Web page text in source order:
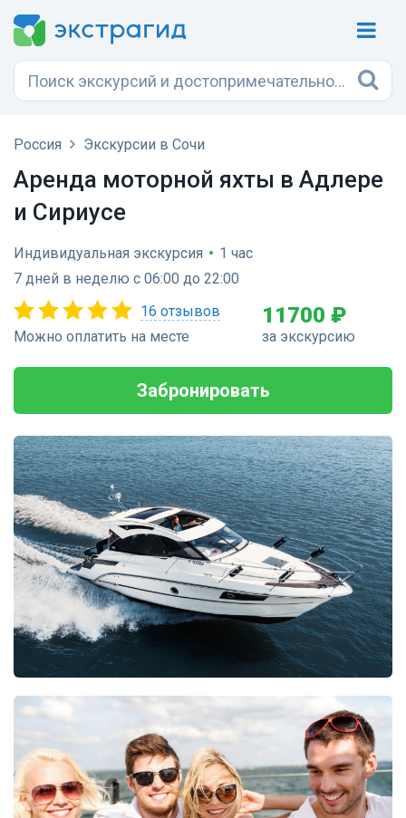
Россия Экскурсии в Сочи
Аренда моторной яхты в Адлере
и Сириусе
Индивидуальная экскурсия • 1 час
7 дней в неделю с 06:00 до 22:00
16 отзывов
Можно оплатить на месте
11700 ₽
за экскурсию
Забронировать